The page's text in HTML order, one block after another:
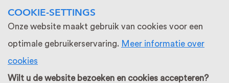
COOKIE-SETTINGS
Onze website maakt gebruik van cookies voor een
optimale gebruikerservaring. Meer informatie over
cookies
Wilt u de website bezoeken en cookies accepteren?